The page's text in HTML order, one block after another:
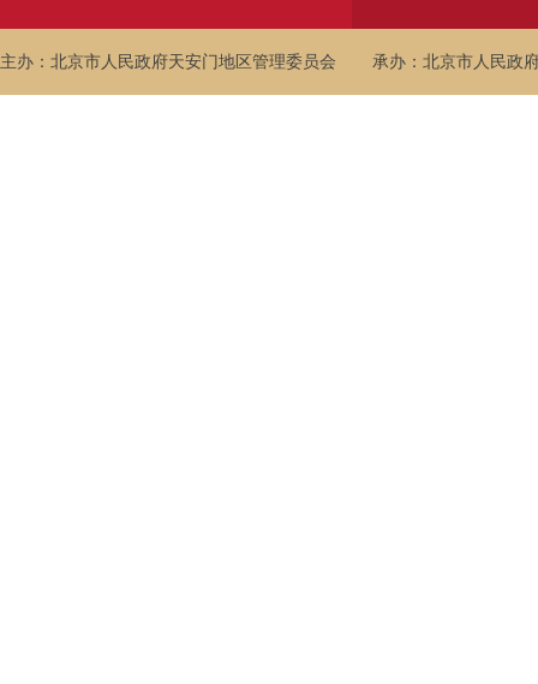
主办：北京市人民政府天安门地区管理委员会 承办：北京市人民政